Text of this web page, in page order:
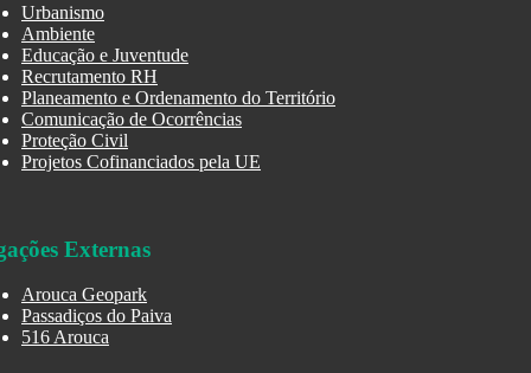
Urbanismo
Ambiente
Educação e Juventude
Recrutamento RH
Planeamento e Ordenamento do Território
Comunicação de Ocorrências
Proteção Civil
Projetos Cofinanciados pela UE
Externas
Arouca Geopark
Passadiços do Paiva
516 Arouca